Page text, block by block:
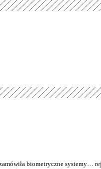
biometryczne systemy…